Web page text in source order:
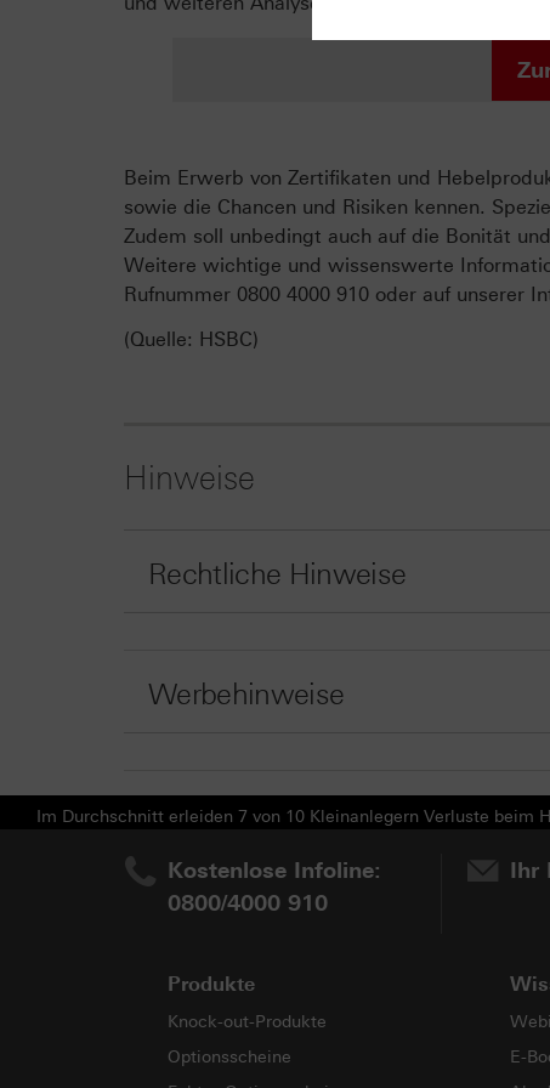
Beim Erwerb von Zertifikaten und
sowie die Chancen und Risiken kennen.
Zudem soll unbedingt auch auf die Bonität
Weitere wichtige und wissenswerte
Rufnummer 0800 4000 910 oder auf unserer
(Quelle: HSBC)
Hinweise
Rechtliche Hinweise
Werbehinweise
Im Durchschnitt erleiden 7 von 10 Kleinanlegern Verluste
Kostenlose Infoline:
0800/4000 910
Ihr
Produkte
Knock-out-Produkte
Optionsscheine
E-